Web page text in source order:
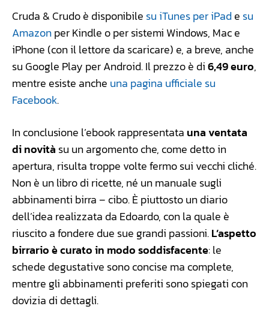
Cruda & Crudo è disponibile su iTunes per iPade su
Amazonper Kindle o per sistemi Windows, Mac e
iPhone (con il lettore da scaricare) e, a breve, anche
su Google Play per Android. Il prezzo è di6,49 euro,
mentre esiste anche una pagina ufficiale su
Facebook.
In conclusione l’ebook rappresentata una ventata
di novità su un argomento che, come detto in
apertura, risulta troppe volte fermo sui vecchi cliché.
Non è un libro di ricette, né un manuale sugli
abbinamenti birra – cibo. È piuttosto un diario
dell’idea realizzata da Edoardo, con la quale è
riuscito a fondere due sue grandi passioni.L’aspetto
birrario è curato in modo soddisfacente: le
schede degustative sono concise ma complete,
mentre gli abbinamenti preferiti sono spiegati con
dovizia di dettagli.